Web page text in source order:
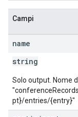
Campi
name
string
Solo output. Nome
pt}/entries/{entry}"